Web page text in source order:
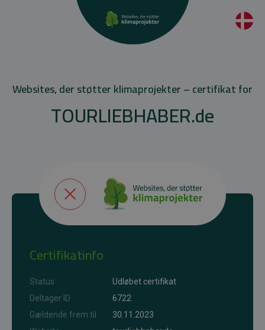
Websites, der støtter klimaprojekter – certifikat for
TOURLIEBHABER.de
Certifikatinfo
Status
Udløbet certifikat
Deltager ID
6722
Gældende frem til
30.11.2023